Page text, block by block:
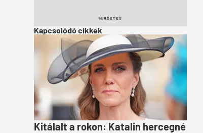
HIRDETÉS
Kapcsolódó cikkek
Kitálalt a rokon: Katalin hercegné